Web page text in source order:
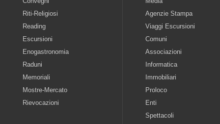
Riti-Religiosi
Reading
Escursioni
Enogastronomia
Raduni
Memoriali
Mostre-Mercato
Rievocazioni
Agenzie Stampa
Viaggi Escursioni
Comuni
Associazioni
Informatica
Immobiliari
Proloco
Enti
Spettacoli